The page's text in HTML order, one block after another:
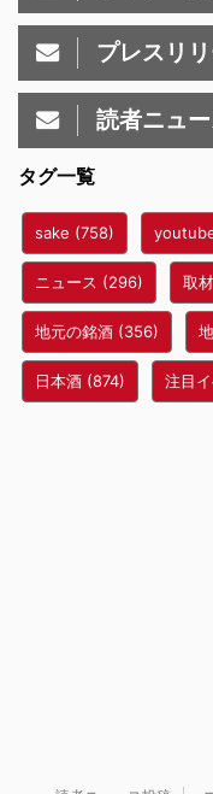
プレスリ
読者ニュ
タグ一覧
sake (758)
ニュース (296) 取材
地元の銘酒 (356)
日本酒 (874) 注目